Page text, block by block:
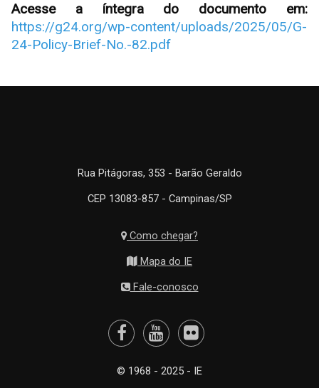
Acesse a íntegra do documento em:
https://g24.org/wp-content/uploads/2025/05/G-
24-Policy-Brief-No.-82.pdf
Rua Pitágoras, 353 - Barão Geraldo
CEP 13083-857 - Campinas/SP
Como chegar?
Mapa do IE
Fale-conosco
© 1968 - 2025 - IE